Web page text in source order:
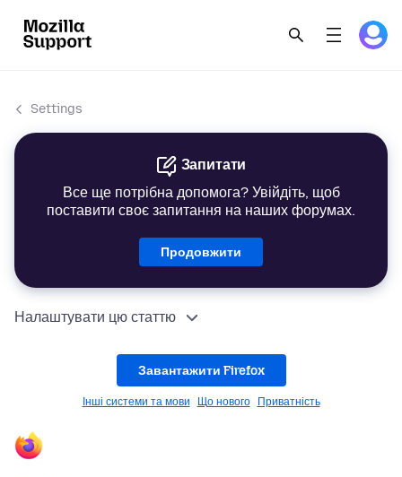
Settings
Запитати
Все ще потрібна допомога? Увійдіть, щоб
поставити своє запитання на наших форумах.
Продовжити
Налаштувати цю статтю
Завантажити Firefox
Інші системи та мови Що нового Приватність